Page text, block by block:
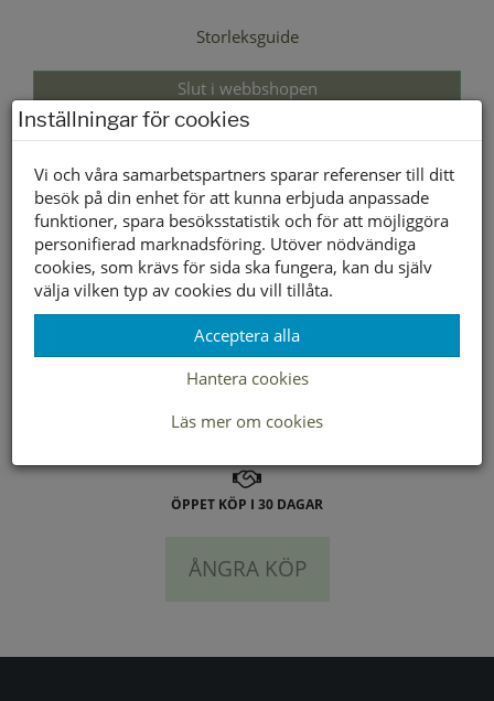
Storleksguide
Slut i webbshopen
Butik
Borlänge
Buffert lager
LEVERANS INOM 2-4 DAGAR INOM SVERIGE
ÖPPET KÖP I 30 DAGAR
ÅNGRA KÖP
Inställningar för cookies
Vi och våra samarbetspartners sparar referenser till ditt
besök på din enhet för att kunna erbjuda anpassade
funktioner, spara besöksstatistik och för att möjliggöra
personifierad marknadsföring. Utöver nödvändiga
cookies, som krävs för sida ska fungera, kan du själv
välja vilken typ av cookies du vill tillåta.
Acceptera alla
Hantera cookies
Läs mer om cookies